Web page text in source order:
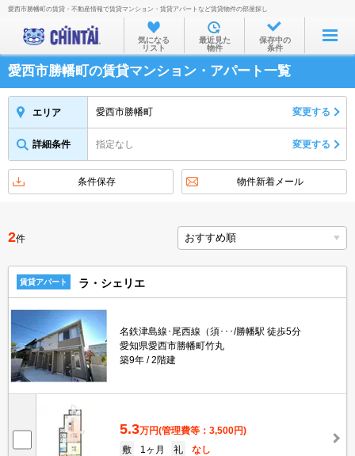
お部屋を探す
沿線・駅から
住所から
物件特集から
不動産会社から
TOP
愛西市勝幡町の賃貸・不動産情報で賃貸マンション・賃貸アパートなど賃貸物件の部屋探し
気になる
リスト
最近見た
物件
保存中の
条件
愛西市勝幡町の賃貸マンション・アパート一覧
エリア 愛西市勝幡町 変更する
詳細条件 指定なし 変更する
条件保存 物件新着メール
2件
賃貸アパート ラ・シェリエ
名鉄津島線･尾西線（須･･･/勝幡駅 徒歩5分
愛知県愛西市勝幡町竹丸
築9年
2階建
5.3万円(管理費等：3,500円)
敷
1ヶ月 礼
なし